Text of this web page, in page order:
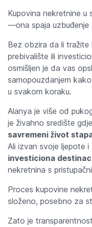
Kupovina nekretnine u
—ona spaja uzbuđenje
Bez obzira da li tražite
prebivalište ili
osmišljen je da vas
samopouzdanjem
u svakom koraku.
Alanya je više od
je živahno središte
savremeni život
Ali izvan svoje ljepote i
investiciona
nekretnina s
Proces kupovine
složeno, posebno za
Zato je